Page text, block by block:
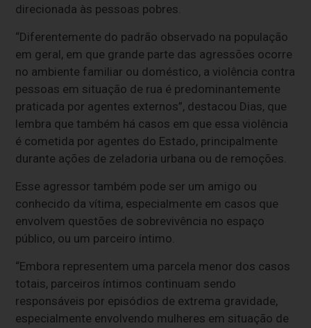
direcionada às pessoas pobres.
“Diferentemente do padrão observado na população
em geral, em que grande parte das agressões ocorre
no ambiente familiar ou doméstico, a violência contra
pessoas em situação de rua é predominantemente
praticada por agentes externos”, destacou Dias, que
lembra que também há casos em que essa violência
é cometida por agentes do Estado, principalmente
durante ações de zeladoria urbana ou de remoções.
Esse agressor também pode ser um amigo ou
conhecido da vítima, especialmente em casos que
envolvem questões de sobrevivência no espaço
público, ou um parceiro íntimo.
“Embora representem uma parcela menor dos casos
totais, parceiros íntimos continuam sendo
responsáveis por episódios de extrema gravidade,
especialmente envolvendo mulheres em situação de